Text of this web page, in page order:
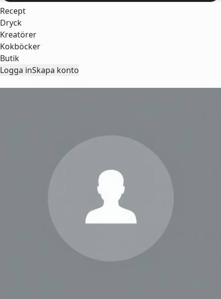
Recept
Dryck
Kreatörer
Kokböcker
Butik
Logga inSkapa konto